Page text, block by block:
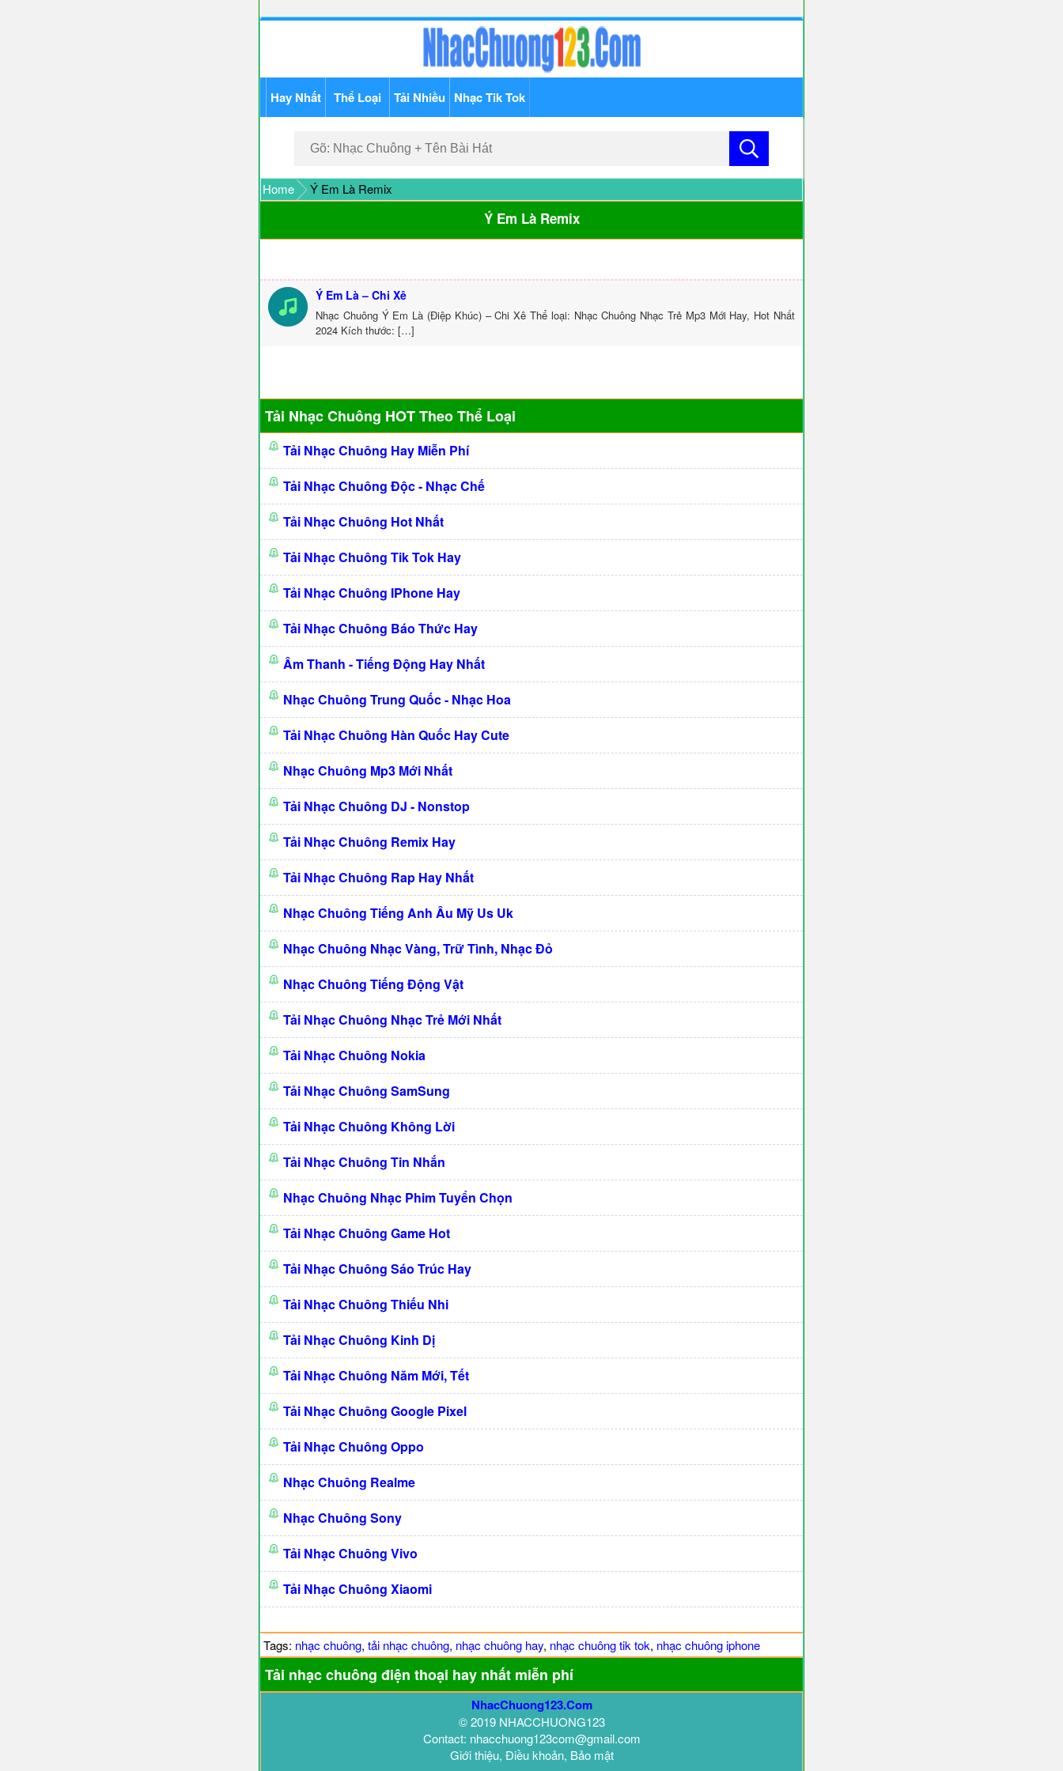
Hay Nhất Thể Loại Tải Nhiều Nhạc Tik Tok
Home Ý Em Là Remix
Ý Em Là Remix
Ý Em Là – Chi Xê
Nhạc Chuông Ý Em Là (Điệp Khúc) – Chi Xê Thể loại: Nhạc Chuông Nhạc Trẻ Mp3 Mới Hay, Hot Nhất
2024 Kích thước: […]
Tải Nhạc Chuông HOT Theo Thể Loại
Tải Nhạc Chuông Hay Miễn Phí
Tải Nhạc Chuông Độc - Nhạc Chế
Tải Nhạc Chuông Hot Nhất
Tải Nhạc Chuông Tik Tok Hay
Tải Nhạc Chuông IPhone Hay
Tải Nhạc Chuông Báo Thức Hay
Âm Thanh - Tiếng Động Hay Nhất
Nhạc Chuông Trung Quốc - Nhạc Hoa
Tải Nhạc Chuông Hàn Quốc Hay Cute
Nhạc Chuông Mp3 Mới Nhất
Tải Nhạc Chuông DJ - Nonstop
Tải Nhạc Chuông Remix Hay
Tải Nhạc Chuông Rap Hay Nhất
Nhạc Chuông Tiếng Anh Âu Mỹ Us Uk
Nhạc Chuông Nhạc Vàng, Trữ Tình, Nhạc Đỏ
Nhạc Chuông Tiếng Động Vật
Tải Nhạc Chuông Nhạc Trẻ Mới Nhất
Tải Nhạc Chuông Nokia
Tải Nhạc Chuông SamSung
Tải Nhạc Chuông Không Lời
Tải Nhạc Chuông Tin Nhắn
Nhạc Chuông Nhạc Phim Tuyển Chọn
Tải Nhạc Chuông Game Hot
Tải Nhạc Chuông Sáo Trúc Hay
Tải Nhạc Chuông Thiếu Nhi
Tải Nhạc Chuông Kinh Dị
Tải Nhạc Chuông Năm Mới, Tết
Tải Nhạc Chuông Google Pixel
Tải Nhạc Chuông Oppo
Nhạc Chuông Realme
Nhạc Chuông Sony
Tải Nhạc Chuông Vivo
Tải Nhạc Chuông Xiaomi
Tags: nhạc chuông, tải nhạc chuông, nhạc chuông hay, nhạc chuông tik tok, nhạc chuông iphone
Tải nhạc chuông điện thoại hay nhất miễn phí
NhacChuong123.Com
© 2019 NHACCHUONG123
Contact: nhacchuong123com@gmail.com
Giới thiệu, Điều khoản, Bảo mật